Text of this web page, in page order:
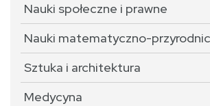
Nauki społeczne i prawne
Nauki matematyczno-
Sztuka i architektura
Medycyna